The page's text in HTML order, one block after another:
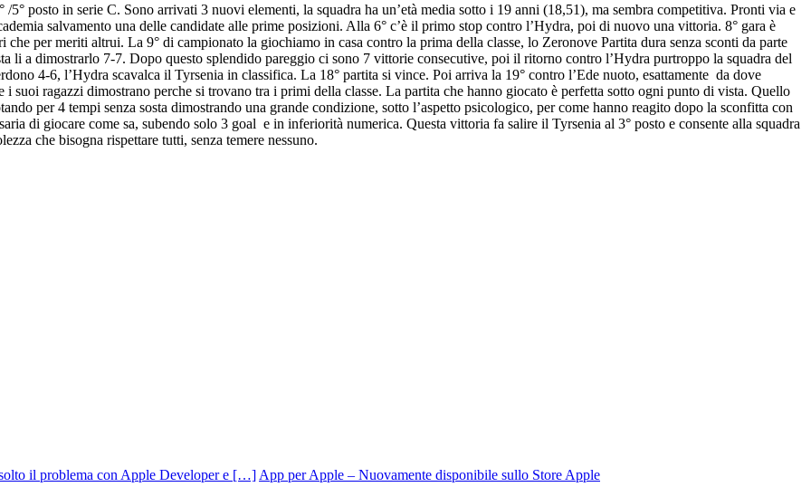
posto in serie C. Sono arrivati 3 nuovi elementi, la squadra ha un’età media sotto i 19 anni (18,51), ma sembra competitiva. Pronti via e
salvamento una delle candidate alle prime posizioni. Alla 6° c’è il primo stop contro l’Hydra, poi di nuovo una vittoria. 8° gara è
per meriti altrui. La 9° di campionato la giochiamo in casa contro la prima della classe, lo Zeronove Partita dura senza sconti da parte
li a dimostrarlo 7-7. Dopo questo splendido pareggio ci sono 7 vittorie consecutive, poi il ritorno contro l’Hydra purtroppo la squadra del
4-6, l’Hydra scavalca il Tyrsenia in classifica. La 18° partita si vince. Poi arriva la 19° contro l’Ede nuoto, esattamente da dove
suoi ragazzi dimostrano perche si trovano tra i primi della classe. La partita che hanno giocato è perfetta sotto ogni punto di vista. Quello
per 4 tempi senza sosta dimostrando una grande condizione, sotto l’aspetto psicologico, per come hanno reagito dopo la sconfitta con
di giocare come sa, subendo solo 3 goal e in inferiorità numerica. Questa vittoria fa salire il Tyrsenia al 3° posto e consente alla squadra
che bisogna rispettare tutti, senza temere nessuno.
App per Apple – Nuovamente disponibile sullo Store Apple